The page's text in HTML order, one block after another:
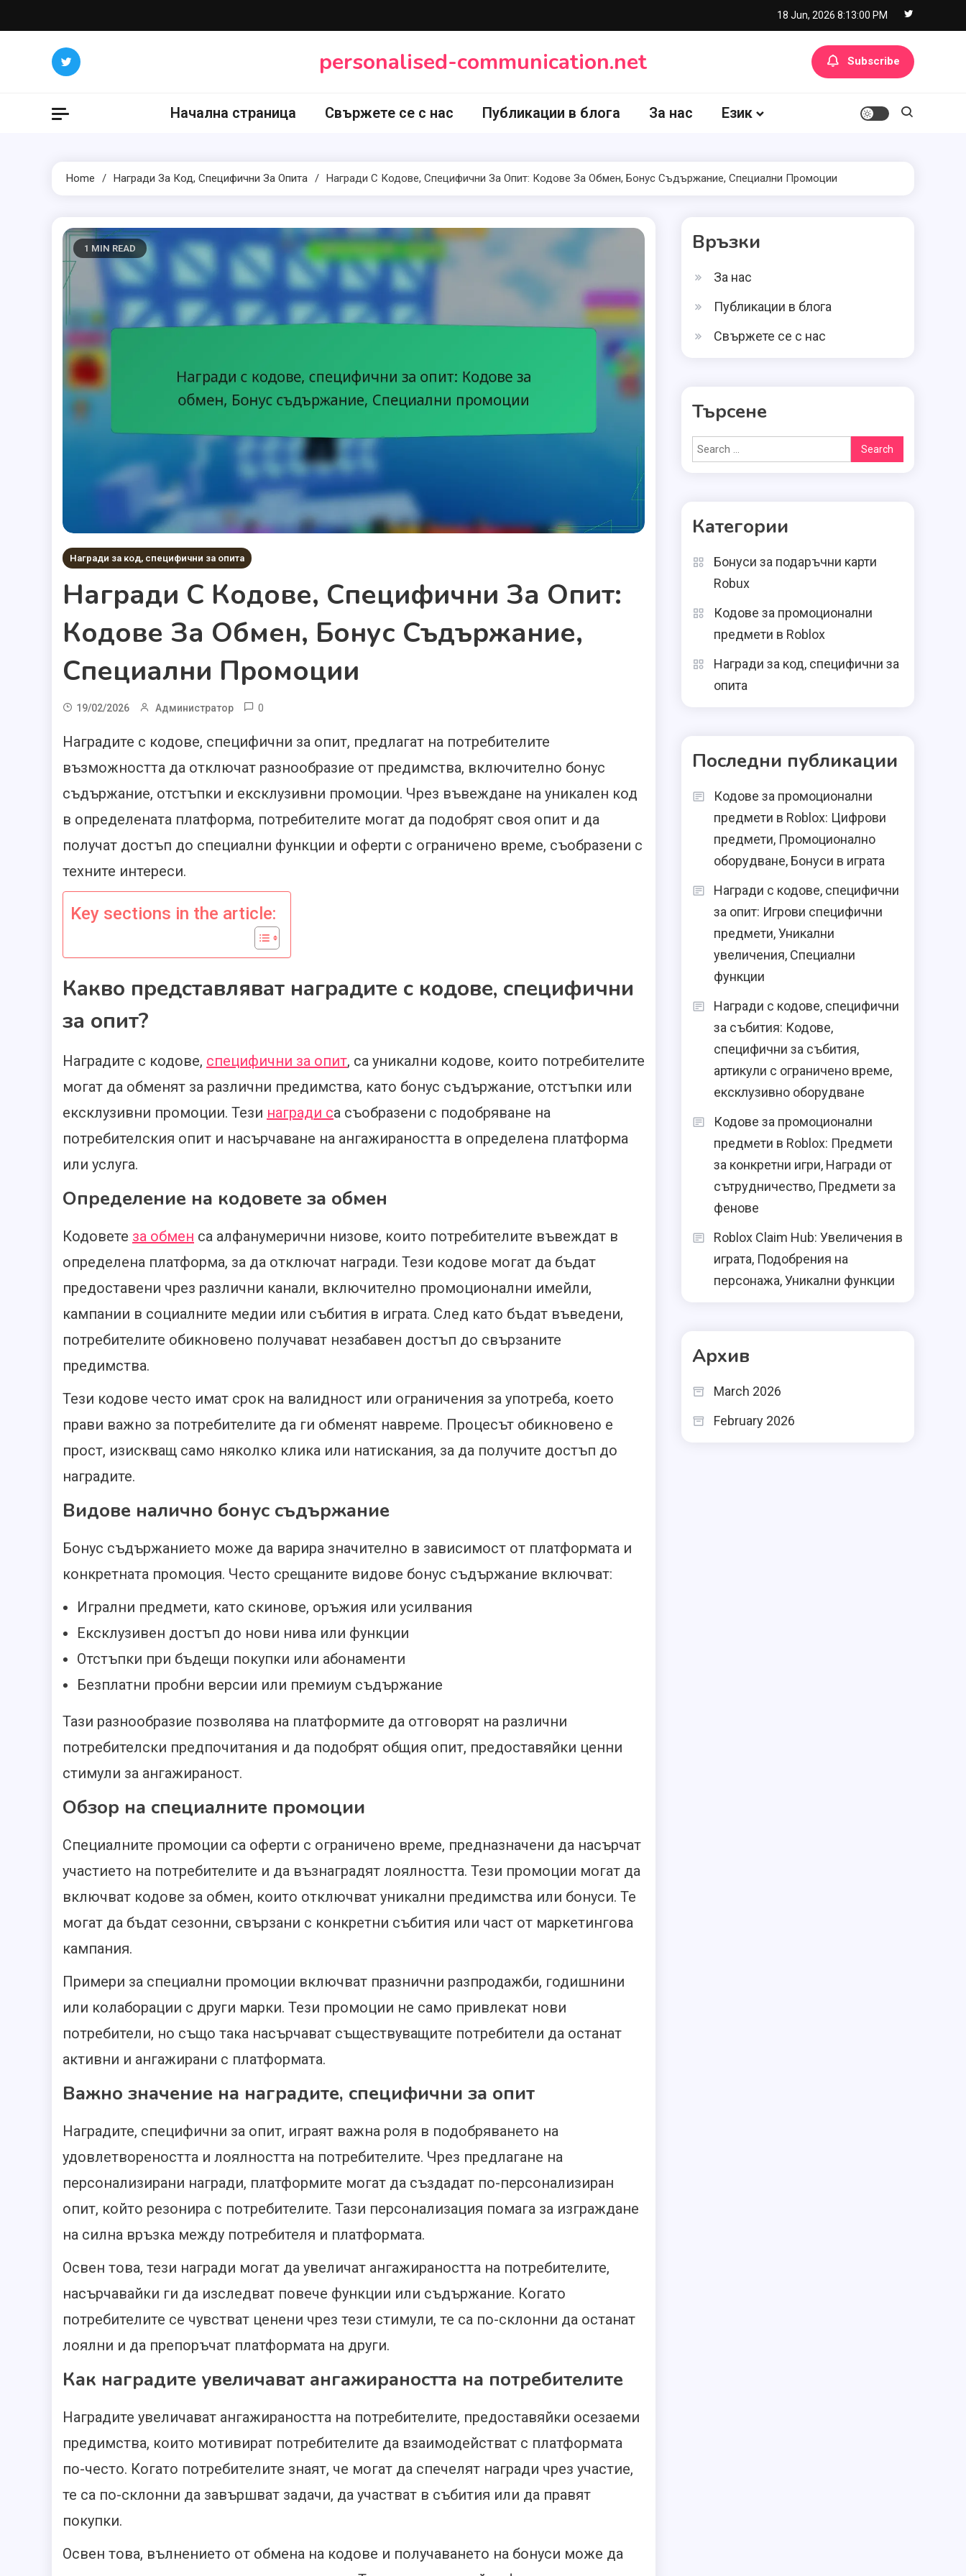
to
18 Jun, 2026 8:13:01 PM
personalised-communication.net Subscribe
Начална страница Свържете се с нас Публикации в блога За нас Език
Home Награди За Код, Специфични За Опита Награди С Кодове, Специфични За Опит: Кодове За Обмен, Бонус Съдържание, Специални Промоции
1 MIN READ
Награди за код, специфични за опита
Награди С Кодове, Специфични За Опит:
Кодове За Обмен, Бонус Съдържание,
Специални Промоции
19/02/2026 Администратор 0
Наградите с кодове, специфични за опит, предлагат на потребителите
възможността да отключат разнообразие от предимства, включително бонус
съдържание, отстъпки и ексклузивни промоции. Чрез въвеждане на уникален код
в определената платформа, потребителите могат да подобрят своя опит и да
получат достъп до специални функции и оферти с ограничено време, съобразени с
техните интереси.
Key sections in the article:
Какво представляват наградите с кодове, специфични
за опит?
Наградите с кодове, специфични за опит, са уникални кодове, които потребителите
могат да обменят за различни предимства, като бонус съдържание, отстъпки или
ексклузивни промоции. Тези награди са съобразени с подобряване на
потребителския опит и насърчаване на ангажираността в определена платформа
или услуга.
Определение на кодовете за обмен
Кодовете за обмен са алфанумерични низове, които потребителите въвеждат в
определена платформа, за да отключат награди. Тези кодове могат да бъдат
предоставени чрез различни канали, включително промоционални имейли,
кампании в социалните медии или събития в играта. След като бъдат въведени,
потребителите обикновено получават незабавен достъп до свързаните
предимства.
Тези кодове често имат срок на валидност или ограничения за употреба, което
прави важно за потребителите да ги обменят навреме. Процесът обикновено е
прост, изискващ само няколко клика или натискания, за да получите достъп до
наградите.
Видове налично бонус съдържание
Бонус съдържанието може да варира значително в зависимост от платформата и
конкретната промоция. Често срещаните видове бонус съдържание включват:
Игрални предмети, като скинове, оръжия или усилвания
Ексклузивен достъп до нови нива или функции
Отстъпки при бъдещи покупки или абонаменти
Безплатни пробни версии или премиум съдържание
Тази разнообразие позволява на платформите да отговорят на различни
потребителски предпочитания и да подобрят общия опит, предоставяйки ценни
стимули за ангажираност.
Обзор на специалните промоции
Специалните промоции са оферти с ограничено време, предназначени да насърчат
участието на потребителите и да възнаградят лоялността. Тези промоции могат да
включват кодове за обмен, които отключват уникални предимства или бонуси. Те
могат да бъдат сезонни, свързани с конкретни събития или част от маркетингова
кампания.
Примери за специални промоции включват празнични разпродажби, годишнини
или колаборации с други марки. Тези промоции не само привлекат нови
потребители, но също така насърчават съществуващите потребители да останат
активни и ангажирани с платформата.
Важно значение на наградите, специфични за опит
Наградите, специфични за опит, играят важна роля в подобряването на
удовлетвореността и лоялността на потребителите. Чрез предлагане на
персонализирани награди, платформите могат да създадат по-персонализиран
опит, който резонира с потребителите. Тази персонализация помага за изграждане
на силна връзка между потребителя и платформата.
Освен това, тези награди могат да увеличат ангажираността на потребителите,
насърчавайки ги да изследват повече функции или съдържание. Когато
потребителите се чувстват ценени чрез тези стимули, те са по-склонни да останат
лоялни и да препоръчат платформата на други.
Как наградите увеличават ангажираността на потребителите
Наградите увеличават ангажираността на потребителите, предоставяйки осезаеми
предимства, които мотивират потребителите да взаимодействат с платформата
по-често. Когато потребителите знаят, че могат да спечелят награди чрез участие,
те са по-склонни да завършват задачи, да участват в събития или да правят
покупки.
Освен това, вълнението от обмена на кодове и получаването на бонуси може да
Връзки
За нас
Публикации в блога
Свържете се с нас
Търсене
Search
for:
Категории
Бонуси за подаръчни карти
Robux
Кодове за промоционални
предмети в Roblox
Награди за код, специфични за
опита
Последни публикации
Кодове за промоционални
предмети в Roblox: Цифрови
предмети, Промоционално
оборудване, Бонуси в играта
Награди с кодове, специфични
за опит: Игрови специфични
предмети, Уникални
увеличения, Специални
функции
Награди с кодове, специфични
за събития: Кодове,
специфични за събития,
артикули с ограничено време,
ексклузивно оборудване
Кодове за промоционални
предмети в Roblox: Предмети
за конкретни игри, Награди от
сътрудничество, Предмети за
фенове
Roblox Claim Hub: Увеличения в
играта, Подобрения на
персонажа, Уникални функции
Архив
March 2026
February 2026